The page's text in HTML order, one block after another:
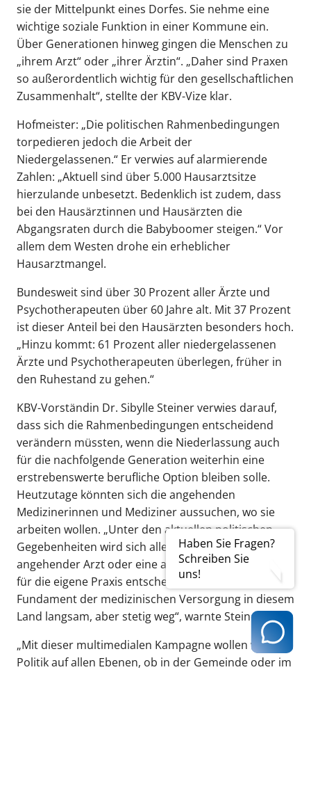
Haben Sie Fragen?
Schreiben Sie
uns!
sie der Mittelpunkt eines Dorfes. Sie nehme eine
wichtige soziale Funktion in einer Kommune ein.
Über Generationen hinweg gingen die Menschen zu
„ihrem Arzt“ oder „ihrer Ärztin“. „Daher sind Praxen
so außerordentlich wichtig für den gesellschaftlichen
Zusammenhalt“, stellte der KBV-Vize klar.
Hofmeister: „Die politischen Rahmenbedingungen
torpedieren jedoch die Arbeit der
Niedergelassenen.“ Er verwies auf alarmierende
Zahlen: „Aktuell sind über 5.000 Hausarztsitze
hierzulande unbesetzt. Bedenklich ist zudem, dass
bei den Hausärztinnen und Hausärzten die
Abgangsraten durch die Babyboomer steigen.“ Vor
allem dem Westen drohe ein erheblicher
Hausarztmangel.
Bundesweit sind über 30 Prozent aller Ärzte und
Psychotherapeuten über 60 Jahre alt. Mit 37 Prozent
ist dieser Anteil bei den Hausärzten besonders hoch.
„Hinzu kommt: 61 Prozent aller niedergelassenen
Ärzte und Psychotherapeuten überlegen, früher in
den Ruhestand zu gehen.“
KBV-Vorständin Dr. Sibylle Steiner verwies darauf,
dass sich die Rahmenbedingungen entscheidend
verändern müssten, wenn die Niederlassung auch
für die nachfolgende Generation weiterhin eine
erstrebenswerte berufliche Option bleiben solle.
Heutzutage könnten sich die angehenden
Medizinerinnen und Mediziner aussuchen, wo sie
arbeiten wollen. „Unter den aktuellen politischen
Gegebenheiten wird sich allerdings kaum ein
angehender Arzt oder eine angehende Medizinerin
für die eigene Praxis entscheiden. Damit bricht das
Fundament der medizinischen Versorgung in diesem
Land langsam, aber stetig weg“, warnte Steiner.
„Mit dieser multimedialen Kampagne wollen wir die
Politik auf allen Ebenen, ob in der Gemeinde oder im